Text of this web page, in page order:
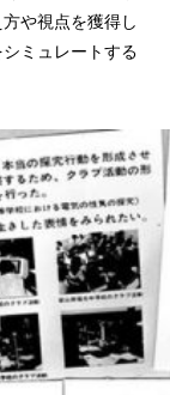
や視点を獲得し
ミュレートする